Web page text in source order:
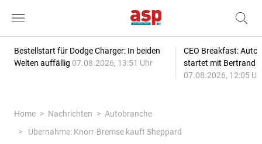
Bestellstart für Dodge Charger: In beiden
Welten auffällig 07.08.2026, 13:51 Uhr
CEO Breakfast:
startet mit Bertrand
07.08.2026, 12:05
Home Nachrichten
Autobranche
Übernahme: Knorr-Bremse kauft Sheppard